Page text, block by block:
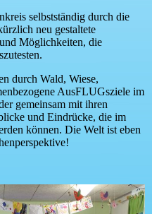
selbstständig durch die
neu gestaltete
Möglichkeiten, die
durch Wald, Wiese,
AusFLUGsziele im
gemeinsam mit ihren
und Eindrücke, die im
können. Die Welt ist eben